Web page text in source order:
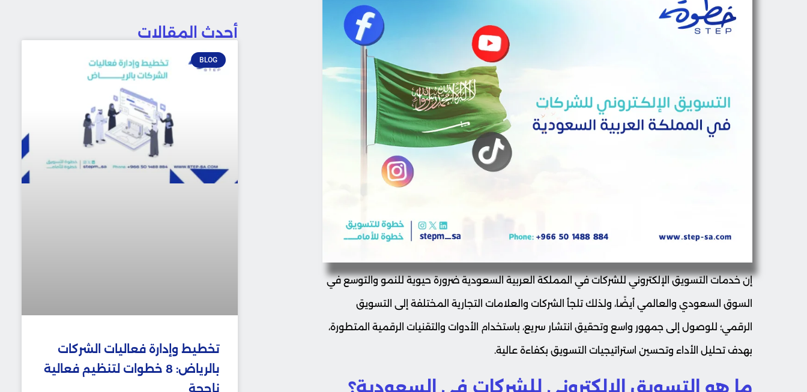
إن خدمات التسويق الإلكتروني للشركات في المملكة العربية السعودية ضرورة حيوية للنمو والتوسع في
السوق السعودي والعالمي أيضًا، ولذلك تلجأ الشركات والعلامات التجارية المختلفة إلى التسويق
الرقمي؛ للوصول إلى جمهور واسع وتحقيق انتشار سريع، باستخدام الأدوات والتقنيات الرقمية المتطورة،
بهدف تحليل الأداء وتحسين استراتيجيات التسويق بكفاءة عالية.
ما هو التسويق الإلكتروني للشركات في السعودية؟
أحدث المقالات
BLOG
تخطيط وإدارة فعاليات الشركات
بالرياض: 8 خطوات لتنظيم فعالية
ناجحة